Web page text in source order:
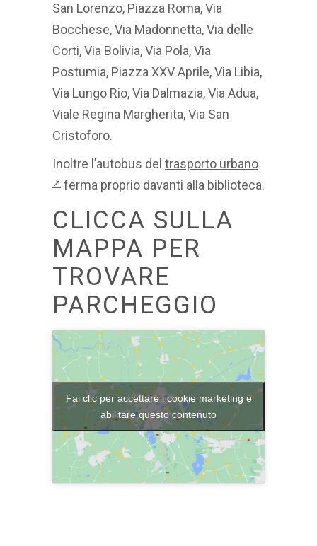
San Lorenzo, Piazza Roma, Via
Bocchese, Via Madonnetta, Via delle
Corti, Via Bolivia, Via Pola, Via
Postumia, Piazza XXV Aprile, Via Libia,
Via Lungo Rio, Via Dalmazia, Via Adua,
Viale Regina Margherita, Via San
Cristoforo.
Inoltre l’autobus del trasporto urbano
↗ ferma proprio davanti alla biblioteca.
CLICCA SULLA
MAPPA PER
TROVARE
PARCHEGGIO
Fai clic per accettare i cookie marketing e
abilitare questo contenuto